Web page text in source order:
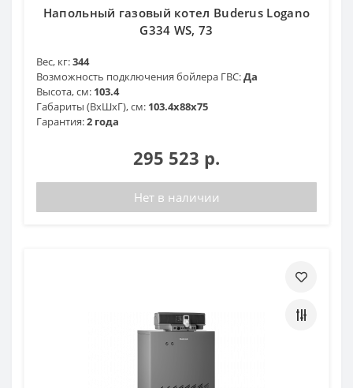
Напольный газовый котел Buderus Logano
G334 WS, 73
Вес, кг:344
Возможность подключения бойлера ГВС:Да
Высота, см: 103.4
Габариты (ВхШхГ), см: 103.4х88х75
Гарантия:2 года
295 523 р.
Нет в наличии